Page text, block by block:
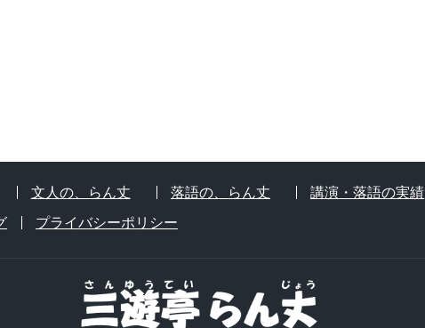
文人の、らん丈 落語の、らん丈 講演・落語の実績
プライバシーポリシー